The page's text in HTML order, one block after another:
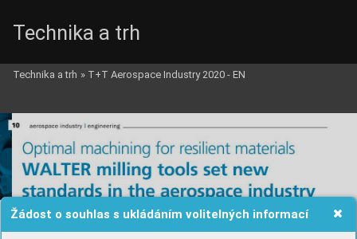
Žádost o souhlas s ukládáním volitelných informací
Technika a trh
Technika a trh » T+T Aerospace Industry 2020 - EN